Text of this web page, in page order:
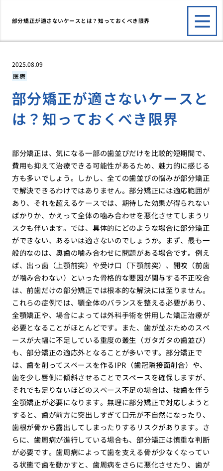
部分矯正が適さないケースとは？知っておくべき限界
2025.08.09
医療
部分矯正が適さないケースと
は？知っておくべき限界
部分矯正は、気になる一部の歯並びだけを比較的短期間で、
費用も抑えて治療できる可能性があるため、魅力的に感じる
方も多いでしょう。しかし、全ての歯並びの悩みが部分矯正
で解決できるわけではありません。部分矯正には適応範囲が
あり、それを超えるケースでは、期待した効果が得られない
ばかりか、かえって全体の噛み合わせを悪化させてしまうリ
スクも伴います。では、具体的にどのような場合に部分矯正
ができない、あるいは適さないのでしょうか。まず、最も一
般的なのは、奥歯の噛み合わせに問題がある場合です。例え
ば、出っ歯（上顎前突）や受け口（下顎前突）、開咬（前歯
が噛み合わない）といった骨格的な要因が関与する不正咬合
は、前歯だけの部分矯正では根本的な解決には至りません。
これらの症例では、顎全体のバランスを整える必要があり、
全顎矯正や、場合によっては外科手術を併用した矯正治療が
必要となることがほとんどです。また、歯が並ぶためのスペ
ースが大幅に不足している重度の叢生（ガタガタの歯並び）
も、部分矯正の適応外となることが多いです。部分矯正で
は、歯を削ってスペースを作るIPR（歯冠隣接面削合）や、
歯を少し唇側に傾斜させることでスペースを確保しますが、
それでも足りないほどのスペース不足の場合は、抜歯を伴う
全顎矯正が必要になります。無理に部分矯正で対応しようと
すると、歯が前方に突出しすぎて口元が不自然になったり、
歯根が骨から露出してしまったりするリスクがあります。さ
らに、歯周病が進行している場合も、部分矯正は慎重な判断
が必要です。歯周病によって歯を支える骨が少なくなってい
る状態で歯を動かすと、歯周病をさらに悪化させたり、歯が